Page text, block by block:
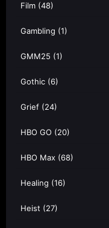
Film (48)
Gambling (1)
GMM25 (1)
Gothic (6)
Grief (24)
HBO GO (20)
HBO Max (68)
Healing (16)
Heist (27)